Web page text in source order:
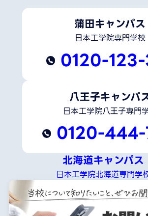
蒲田キャンパス
日本工学院専門学校
0120-
八王子キャンパ
日本工学院八王子専門
0120-
北海道キャンパス
日本工学院北海道専門学